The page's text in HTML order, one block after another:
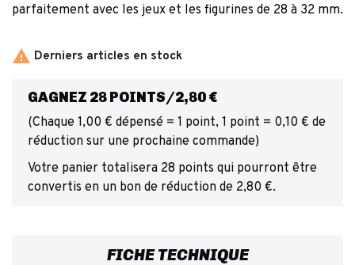
parfaitement avec les jeux et les figurines de 28 à 32 mm.
 Derniers articles en stock
GAGNEZ 28 POINTS/2,80 €
(Chaque 1,00 € dépensé = 1 point, 1 point = 0,10 € de
réduction sur une prochaine commande)
Votre panier totalisera 28 points qui pourront être
convertis en un bon de réduction de 2,80 €.
FICHE TECHNIQUE